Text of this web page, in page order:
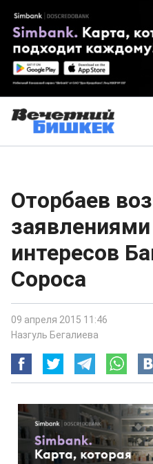
Оторбаев
интересов
Сороса
09 апреля 2015 11:46
Назгуль Бегалиева